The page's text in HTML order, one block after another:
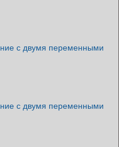
с двумя переменными
с двумя переменными